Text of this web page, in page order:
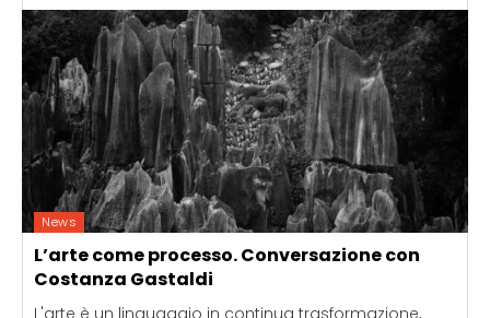
News
L’arte come processo. Conversazione con
Costanza Gastaldi